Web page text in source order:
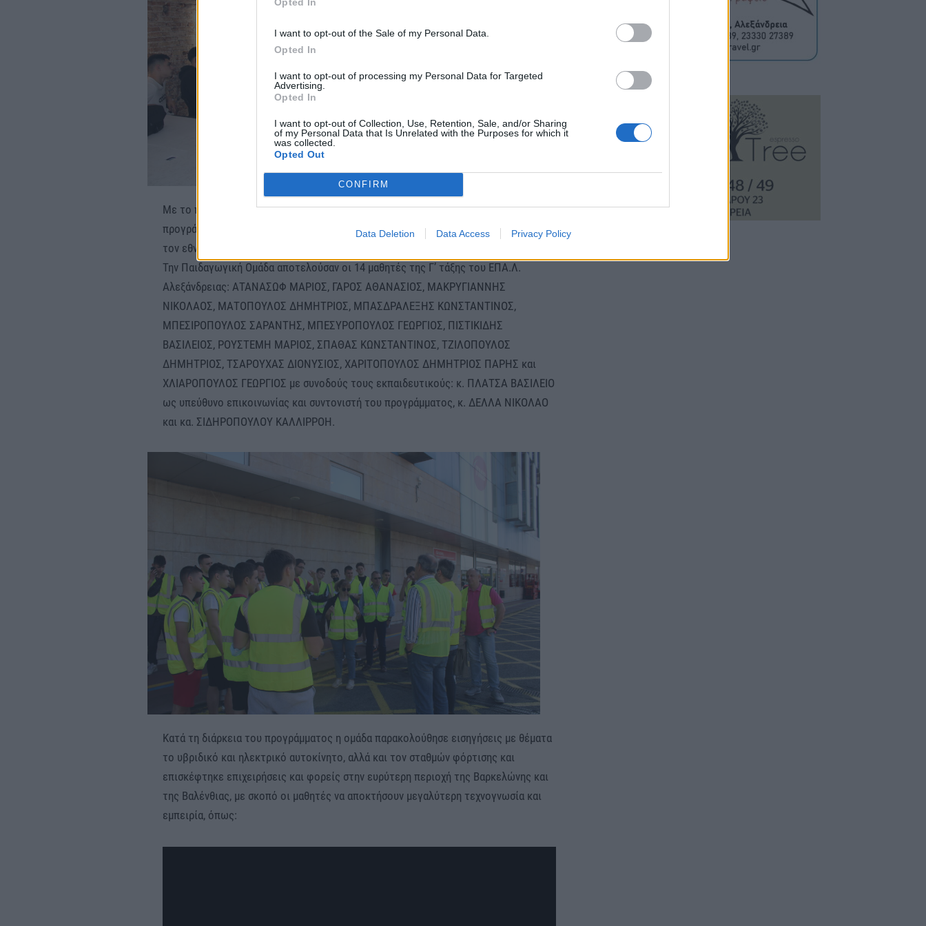
I want to opt-out of the Sale of my Personal Data.
Opted In
I want to opt-out of processing my Personal Data for Targeted
Advertising.
Opted In
I want to opt-out of Collection, Use, Retention, Sale, and/or Sharing
of my Personal Data that Is Unrelated with the Purposes for which it
was collected.
Opted Out
CONFIRM
Data Deletion Data Access Privacy Policy
Με το πέρας της κινητικότητας οι μαθητές έλαβαν βεβαίωση παρακολούθησης του
προγράμματος από τον οργανισμό MOVEU, αλλά και πιστοποιητικό Europass από
τον εθνικό οργανισμό πιστοποίησης (Ε.Ο.Π.Π.Ε.Π.).
Την Παιδαγωγική Ομάδα αποτελούσαν οι 14 μαθητές της Γ’ τάξης του ΕΠΑ.Λ.
Αλεξάνδρειας: ΑΤΑΝΑΣΩΦ ΜΑΡΙΟΣ, ΓΑΡΟΣ ΑΘΑΝΑΣΙΟΣ, ΜΑΚΡΥΓΙΑΝΝΗΣ
ΝΙΚΟΛΑΟΣ, ΜΑΤΟΠΟΥΛΟΣ ΔΗΜΗΤΡΙΟΣ, ΜΠΑΣΔΡΑΛΕΞΗΣ ΚΩΝΣΤΑΝΤΙΝΟΣ,
ΜΠΕΣΙΡΟΠΟΥΛΟΣ ΣΑΡΑΝΤΗΣ, ΜΠΕΣΥΡΟΠΟΥΛΟΣ ΓΕΩΡΓΙΟΣ, ΠΙΣΤΙΚΙΔΗΣ
ΒΑΣΙΛΕΙΟΣ, ΡΟΥΣΤΕΜΗ ΜΑΡΙΟΣ, ΣΠΑΘΑΣ ΚΩΝΣΤΑΝΤΙΝΟΣ, ΤΖΙΛΟΠΟΥΛΟΣ
ΔΗΜΗΤΡΙΟΣ, ΤΣΑΡΟΥΧΑΣ ΔΙΟΝΥΣΙΟΣ, ΧΑΡΙΤΟΠΟΥΛΟΣ ΔΗΜΗΤΡΙΟΣ ΠΑΡΗΣ και
ΧΛΙΑΡΟΠΟΥΛΟΣ ΓΕΩΡΓΙΟΣ με συνοδούς τους εκπαιδευτικούς: κ. ΠΛΑΤΣΑ ΒΑΣΙΛΕΙΟ
ως υπεύθυνο επικοινωνίας και συντονιστή του προγράμματος, κ. ΔΕΛΛΑ ΝΙΚΟΛΑΟ
και κα. ΣΙΔΗΡΟΠΟΥΛΟΥ ΚΑΛΛΙΡΡΟΗ.
Κατά τη διάρκεια του προγράμματος η ομάδα παρακολούθησε εισηγήσεις με θέματα
το υβριδικό και ηλεκτρικό αυτοκίνητο, αλλά και τον σταθμών φόρτισης και
επισκέφτηκε επιχειρήσεις και φορείς στην ευρύτερη περιοχή της Βαρκελώνης και
της Βαλένθιας, με σκοπό οι μαθητές να αποκτήσουν μεγαλύτερη τεχνογνωσία και
εμπειρία, όπως: